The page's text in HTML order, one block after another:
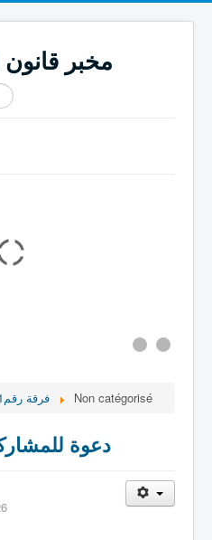
مخبر
فرقة رقم1 Non catégorisé
دعوة